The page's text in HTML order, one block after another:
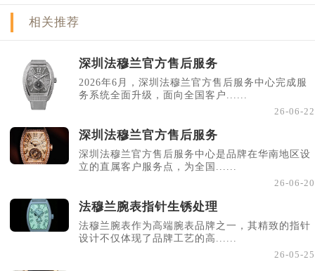
相关推荐
深圳法穆兰官方售后服务
2026年6月，深圳法穆兰官方售后服务中心完成服
务系统全面升级，面向全国客户......
26-06-22
深圳法穆兰官方售后服务
深圳法穆兰官方售后服务中心是品牌在华南地区设
立的直属客户服务点，为全国......
26-06-20
法穆兰腕表指针生锈处理
法穆兰腕表作为高端腕表品牌之一，其精致的指针
设计不仅体现了品牌工艺的高......
26-05-25